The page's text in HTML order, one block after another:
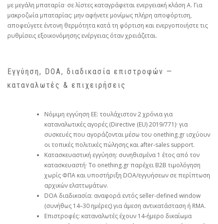
με μεγάλη μπαταρία· σε λίστες καταγράφεται ενεργειακή κλάση A. Για
μακροζωία μπαταρίας: μην αφήνετε μονίμως πλήρη αποφόρτιση,
αποφεύγετε έντονη θερμότητα κατά τη φόρτιση και ενεργοποιήστε τις
ρυθμίσεις εξοικονόμησης ενέργειας όταν χρειάζεται.
Εγγύηση, DOA, διαδικασία επιστροφών —
καταναλωτές & επιχειρήσεις
Νόμιμη εγγύηση ΕΕ: τουλάχιστον 2 χρόνια για
καταναλωτικές αγορές (Directive (EU) 2019/771)· για
συσκευές που αγοράζονται μέσω του onething.gr ισχύουν
οι τοπικές πολιτικές πώλησης και after‑sales support.
Κατασκευαστική εγγύηση: συνηθισμένα 1 έτος από τον
κατασκευαστή· Το onething.gr παρέχει B2B τιμολόγηση
χωρίς ΦΠΑ και υποστήριξη DOA/εγγυήσεων σε περίπτωση
αρχικών ελαττωμάτων.
DOA διαδικασία: αναφορά εντός seller‑defined window
(συνήθως 14–30 ημέρες) για άμεση αντικατάσταση ή RMA.
Επιστροφές: καταναλωτές έχουν 14‑ήμερο δικαίωμα